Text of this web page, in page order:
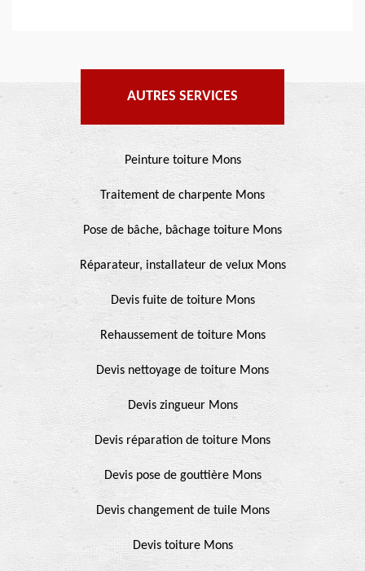
AUTRES SERVICES
Peinture toiture Mons
Traitement de charpente Mons
Pose de bâche, bâchage toiture Mons
Réparateur, installateur de velux Mons
Devis fuite de toiture Mons
Rehaussement de toiture Mons
Devis nettoyage de toiture Mons
Devis zingueur Mons
Devis réparation de toiture Mons
Devis pose de gouttière Mons
Devis changement de tuile Mons
Devis toiture Mons